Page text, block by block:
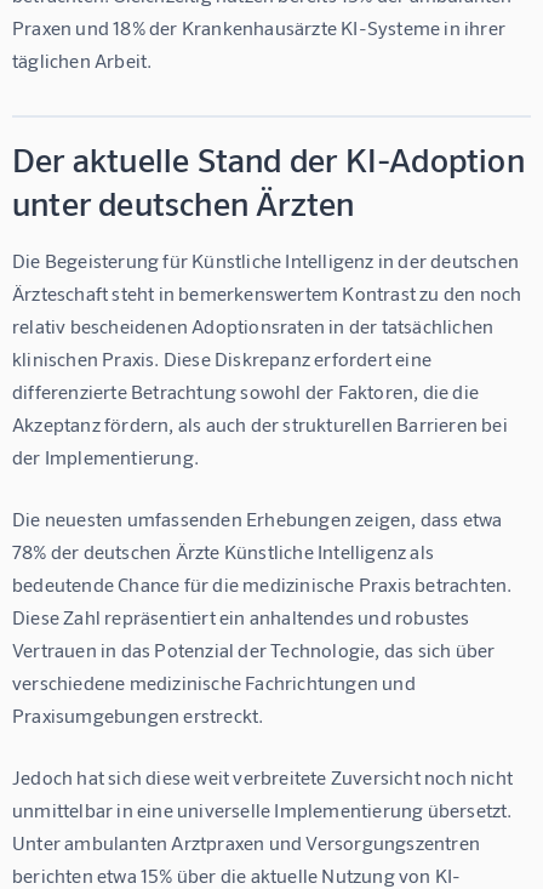
Praxen und 18% der Krankenhausärzte KI-Systeme in ihrer
täglichen Arbeit.
Der aktuelle Stand der KI-Adoption
unter deutschen Ärzten
Die Begeisterung für Künstliche Intelligenz in der deutschen
Ärzteschaft steht in bemerkenswertem Kontrast zu den noch
relativ bescheidenen Adoptionsraten in der tatsächlichen
klinischen Praxis. Diese Diskrepanz erfordert eine
differenzierte Betrachtung sowohl der Faktoren, die die
Akzeptanz fördern, als auch der strukturellen Barrieren bei
der Implementierung.
Die neuesten umfassenden Erhebungen zeigen, dass etwa
78% der deutschen Ärzte Künstliche Intelligenz als
bedeutende Chance für die medizinische Praxis betrachten.
Diese Zahl repräsentiert ein anhaltendes und robustes
Vertrauen in das Potenzial der Technologie, das sich über
verschiedene medizinische Fachrichtungen und
Praxisumgebungen erstreckt.
Jedoch hat sich diese weit verbreitete Zuversicht noch nicht
unmittelbar in eine universelle Implementierung übersetzt.
Unter ambulanten Arztpraxen und Versorgungszentren
berichten etwa 15% über die aktuelle Nutzung von KI-